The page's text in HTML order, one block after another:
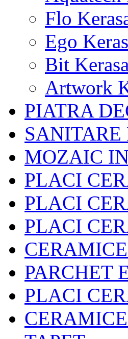
Flo
Ego
Bit
Artwork
PIATRA
MOZAIC
PLACI
PLACI
PLACI
PARCHET
PLACI